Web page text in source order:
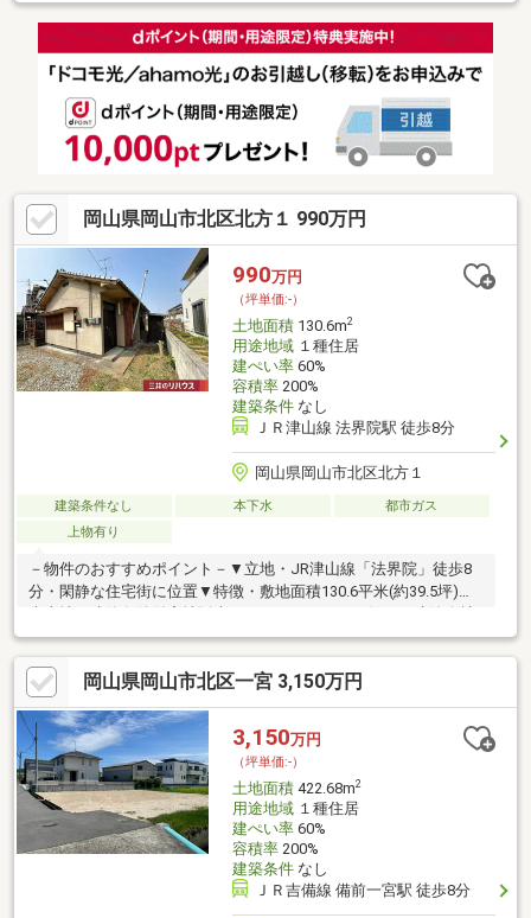
岡山県岡山市北区北方１ 990万円
990万円
（坪単価:-）
土地面積130.6m2
用途地域１種住居
建ぺい率60%
容積率200%
建築条件なし
ＪＲ津山線 法界院駅 徒歩8分
岡山県岡山市北区北方１
建築条件なし 本下水
都市ガス
上物有り
－物件のおすすめポイント－▼立地・JR津山線「法界院」徒歩8
分・閑静な住宅街に位置▼特徴・敷地面積130.6平米(約39.5坪)の
を選択できます・都市ガスに対応▼周辺環境・ラ・ムー岡山中央
店 徒歩7分(約530m)・岡山市立御野小学校 徒歩7分(約520m)・岡
山市立岡北中学校 徒歩7分(約490m)・北方公園 徒歩4分(約290m)※
容積率は前面道路幅員(m)×4/10×100%に制限■ ご希望の住まい探
しをお手伝いします ━━━━━・・・物件の詳細・ご相談はお気
軽にお問い合わせください。
岡山県岡山市北区一宮 3,150万円
3,150万円
（坪単価:-）
土地面積422.68m2
用途地域１種住居
建ぺい率60%
容積率200%
建築条件なし
ＪＲ吉備線 備前一宮駅 徒歩8分